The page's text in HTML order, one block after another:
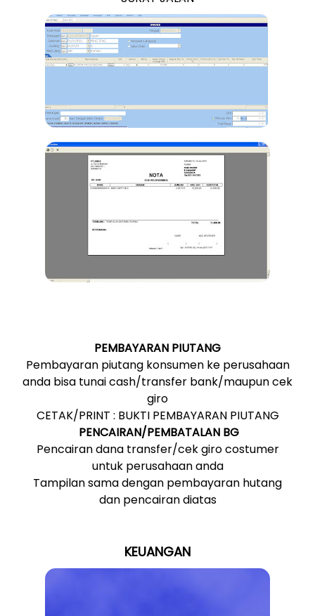
PEMBAYARAN PIUTANG
Pembayaran piutang konsumen ke perusahaan
anda bisa tunai cash/transfer bank/maupun cek
giro
CETAK/PRINT : BUKTI PEMBAYARAN PIUTANG
PENCAIRAN/PEMBATALAN BG
Pencairan dana transfer/cek giro costumer
untuk perusahaan anda
Tampilan sama dengan pembayaran hutang
dan pencairan diatas
KEUANGAN